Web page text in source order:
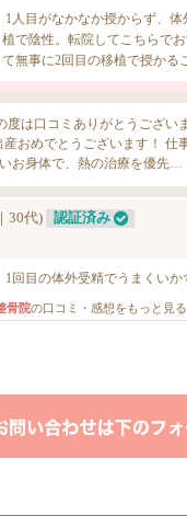
骨院の口コミ・感想をもっと見る